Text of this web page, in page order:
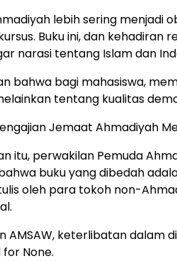
lebih sering menjadi
Buku ini, dan kehadiran
narasi tentang Islam dan
bahwa bagi mahasiswa,
tentang kualitas
Jemaat Ahmadiyah
itu, perwakilan Pemuda
buku yang dibedah
oleh para tokoh non-
AMSAW, keterlibatan dalam
None.